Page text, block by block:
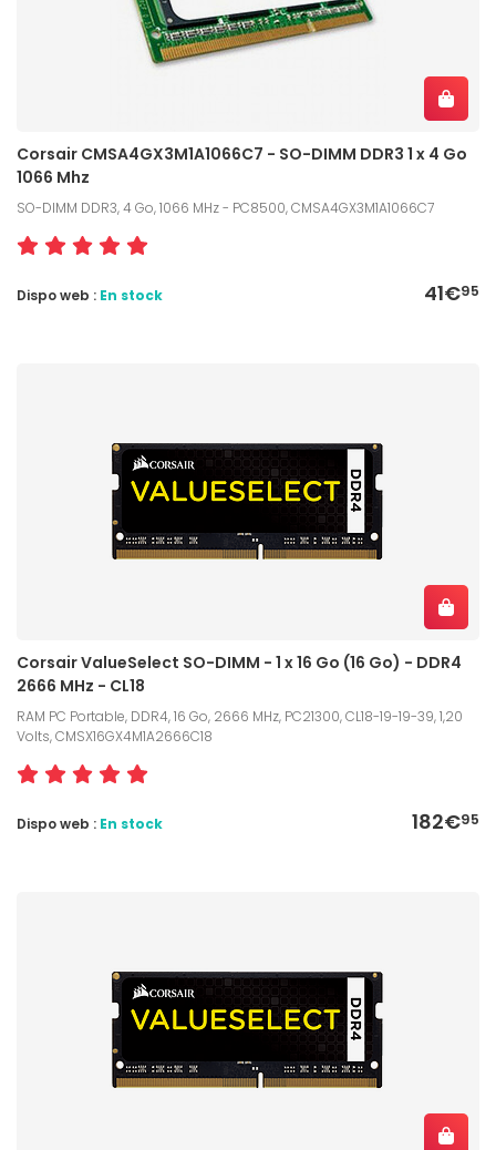
Corsair CMSA4GX3M1A1066C7 - SO-DIMM DDR3 1 x 4 Go
1066 Mhz
SO-DIMM DDR3, 4 Go, 1066 MHz - PC8500, CMSA4GX3M1A1066C7
41€95
Dispo web : En stock
Corsair ValueSelect SO-DIMM - 1 x 16 Go (16 Go) - DDR4
2666 MHz - CL18
RAM PC Portable, DDR4, 16 Go, 2666 MHz, PC21300, CL18-19-19-39, 1,20
Volts, CMSX16GX4M1A2666C18
182€95
Dispo web : En stock